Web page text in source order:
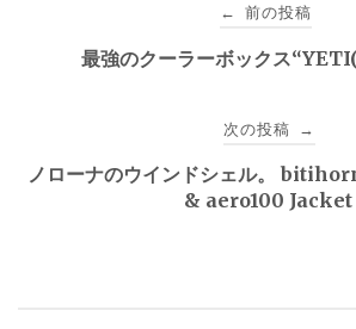
ゲ
← 前の投稿
最強のクーラーボックス
次の投稿 →
ノローナのウインドシェル。
& aero100 Jacket